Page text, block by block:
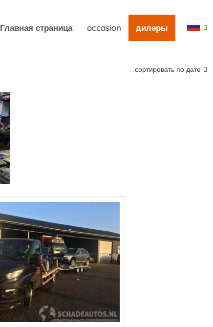
Главная страница occasion дилеры
сортировать по дате